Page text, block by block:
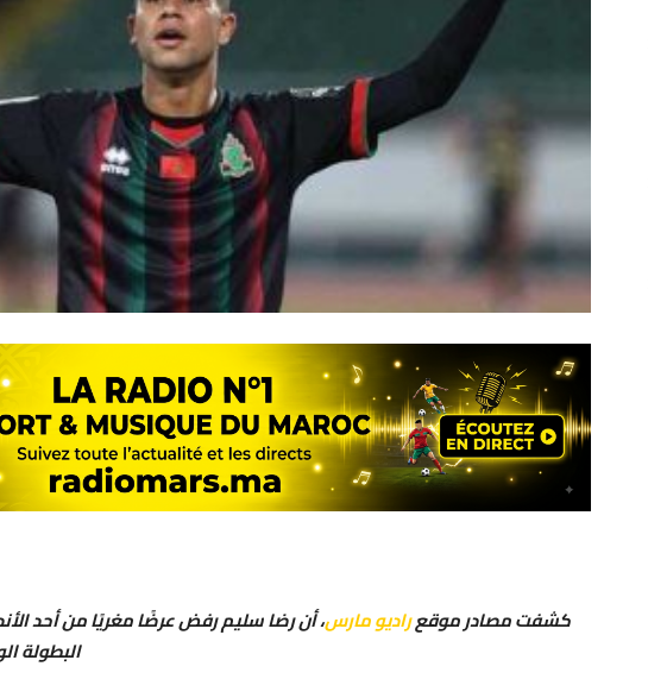
كشفت مصادر موقعراديو مارس، أن رضا سليم رفض عرضًا مغريًا من أحد
البطولة